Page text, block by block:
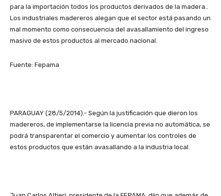
para la importación todos los productos derivados de la madera..
Los industriales madereros alegan que el sector está pasando un
mal momento como consecuencia del avasallamiento del ingreso
masivo de estos productos al mercado nacional.
Fuente: Fepama
PARAGUAY (28/5/2014).- Según la justificación que dieron los
madereros, de implementarse la licencia previa no automática, se
podrá transparentar el comercio y aumentar los controles de
estos productos que están avasallando a la industria local.